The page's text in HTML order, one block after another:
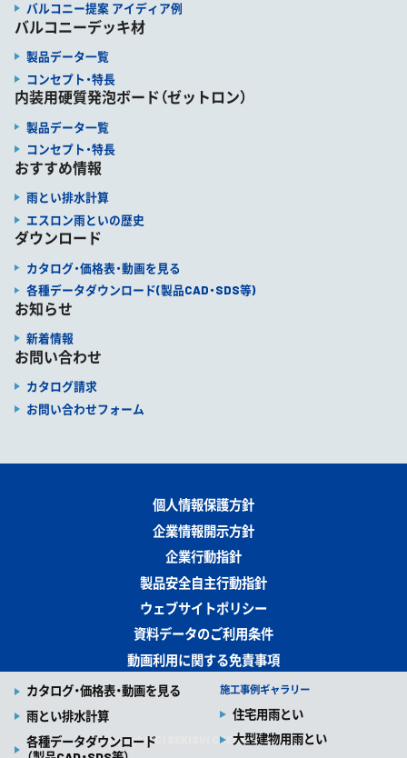
カタログ・価格表・動画を見る
雨とい排水計算
各種データダウンロード
施工事例ギャラリー
住宅用雨とい
大型建物用雨とい
バルコニー提案 アイディア例
バルコニーデッキ材
製品データ一覧
コンセプト・特長
内装用硬質発泡ボード（ゼットロン）
製品データ一覧
コンセプト・特長
おすすめ情報
雨とい排水計算
エスロン雨といの歴史
ダウンロード
カタログ・価格表・動画を見る
各種データダウンロード(製品CAD・SDS等)
お知らせ
新着情報
お問い合わせ
カタログ請求
お問い合わせフォーム
個人情報保護方針
企業情報開示方針
企業行動指針
製品安全自主行動指針
ウェブサイトポリシー
資料データのご利用条件
動画利用に関する免責事項
Copyright (C) SEKISUI CHEMICAL CO., LTD